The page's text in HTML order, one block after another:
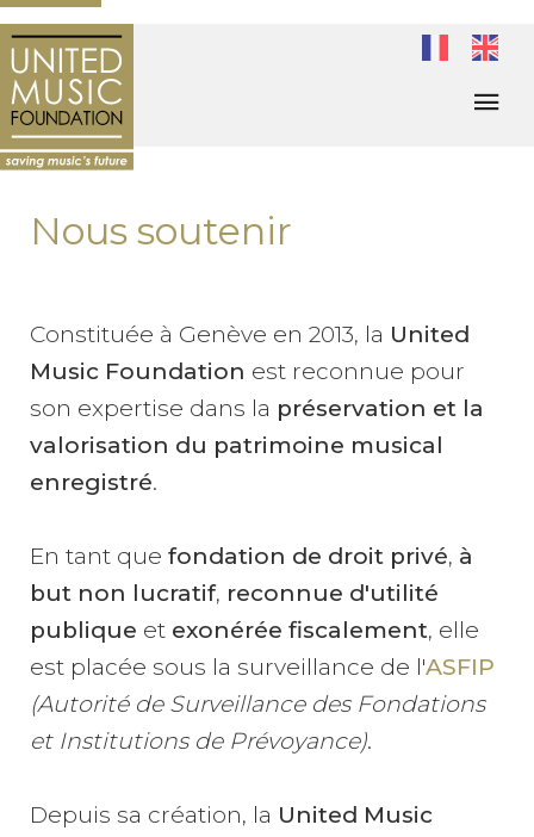
Nous soutenir
Constituée à Genève en 2013, la United
Music Foundation est reconnue pour
son expertise dans la préservation et la
valorisation du patrimoine musical
enregistré.
En tant que fondation de droit privé, à
but non lucratif, reconnue d'utilité
publique et exonérée fiscalement, elle
est placée sous la surveillance de l'ASFIP
(Autorité de Surveillance des Fondations
et Institutions de Prévoyance).
Depuis sa création, la United Music